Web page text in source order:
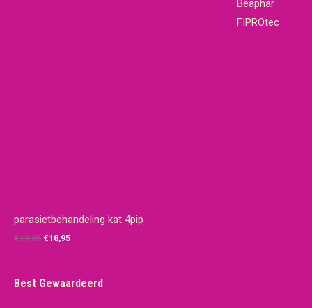
Beaphar
FIPROtec
parasietbehandeling kat 4pip
€19,65 Oorspronkelijke
€19,65.
€18,95Huidige
€18,95.
Best Gewaardeerd